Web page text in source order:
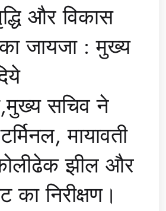
और विकास
जायजा : मुख्य
सचिव ने
मायावती
झील और
का निरीक्षण।